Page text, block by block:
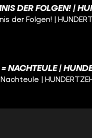
DER FOLGEN! |
der Folgen! |
NACHTEULE |
|